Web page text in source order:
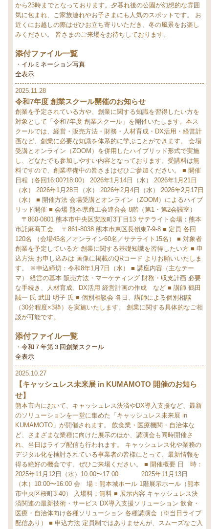
から23時までとなっております。夕暮れ後の公園が幻想的な雰囲
気に包まれ、ご家族連れやお子さまにも人気のスポットです。
お
近くにお越しの際はぜひお立ち寄りいただき、冬の風景をお楽し
みください。
皆さまのご来場をお待ちしております。
添付ファイル一覧
イルミネーション写真
全表示
2025.11.28
令和7年度 創業スクール開催のお知らせ
創業を予定されている方や、創業に関する知識を習得したい方を
対象として「令和7年度 創業スクール」を開催いたします。本ス
クールでは、経営・販売方法・財務・人材育成・DX活用・経営計
画など、創業に必要な知識を体系的に学ぶことができます。
会場
受講とオンライン（ZOOM）を併用したハイブリッド形式で実施
し、どなたでも参加しやすい内容となっております。受講料は無
料ですので、創業準備中の皆さまはぜひご参加ください。
■ 開催
日程（各回16:00?18:00）
2026年1月14日（水）
2026年1月21日
（水）
2026年1月28日（水） 2026年2月4日（水）
2026年2月17日
（水）
■ 開催方法会場受講とオンライン（ZOOM）によるハイブ
リッド開催 ■ 会場熊本県商工会連合会 8階（第1・第2会議室）
〒860-0801 熊本市中央区安政町3丁目13サテライト会場：熊本
市託麻商工会 〒861-8038 熊本市東区長嶺東7-9-8 ■ 定員 各回
120名
（会場45名／オンライン60名／サテライト15名）
■ 対象者
創業を予定している方創業に関する基礎知識を習得したい方 ■ 申
込方法お申し込みは 画像に掲載のQRコード よりお願いいたしま
す。
※申込締切：令和8年1月7日（水）
■ 講座内容（主なテー
マ）
経営の基本販売方法・マーケティング財務・収支計画必要
な手続き、人材育成、DX活用 経営計画の作成 など ■ 講師 鶴田
誠一 氏 武田 明子 氏 ■ 個別相談会 各日、講師による個別相談
（30分程度×3枠）を実施いたします。
創業に関する具体的なご相
談が可能です。
添付ファイル一覧
令和７年第３回創業スクール
全表示
2025.10.27
【キャッシュレス未来展 in KUMAMOTO 開催のお知ら
せ】
熊本市内において、キャッシュレス決済やDX導入支援など、最新
のソリューションを一堂に集めた「キャッシュレス未来展 in
KUMAMOTO」が開催されます。
飲食業・医療機関・自治体な
ど、さまざまな業種に向けた展示のほか、講演会も同時開催さ
れ、当日はライブ配信も行われます。
キャッシュレス化や業務の
デジタル化を検討されている事業者の皆様にとって、最新情報を
得る絶好の機会です。ぜひご来場ください。
■ 開催概要日 時：
2025年11月12日（水）10:00〜17:002025年11月13日
（木）10:00〜16:00会 場：熊本城ホール 1階展示ホール（熊本
市中央区桜町3-40）
入場料：無料 ■ 展示内容 キャッシュレス決
済関連の最新技術・サービス DX導入支援ソリューション 飲食・
医療・自治体向け各種ソリューション 各種講演会（※当日ライブ
配信あり）
■ 申込方法定員制ではありませんが、スムーズなご入